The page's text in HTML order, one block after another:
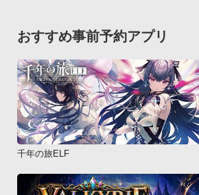
と楽しく！
- LINE プレイ公式アバター
人気のキャラクターや芸能人が公式アバ
イに大集合！
アバターファッションをまねたり、カス
ったりして楽しもう～
毎月追加されるから、あなたの好きな有
おすすめ事前予約アプリ
千年の旅ELF